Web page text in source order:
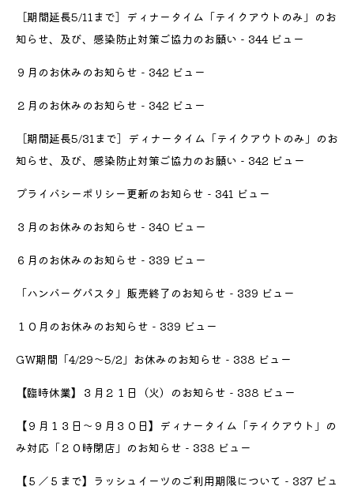
［期間延長5/11まで］ディナータイム「テイクアウトのみ」のお
知らせ、及び、感染防止対策ご協力のお願い - 344 ビュー
９月のお休みのお知らせ - 342 ビュー
２月のお休みのお知らせ - 342 ビュー
［期間延長5/31まで］ディナータイム「テイクアウトのみ」のお
知らせ、及び、感染防止対策ご協力のお願い - 342 ビュー
プライバシーポリシー更新のお知らせ - 341 ビュー
３月のお休みのお知らせ - 340 ビュー
６月のお休みのお知らせ - 339 ビュー
「ハンバーグパスタ」販売終了のお知らせ - 339 ビュー
１０月のお休みのお知らせ - 339 ビュー
GW期間「4/29〜5/2」お休みのお知らせ - 338 ビュー
【臨時休業】３月２１日（火）のお知らせ - 338 ビュー
【９月１３日〜９月３０日】ディナータイム「テイクアウト」の
み対応「２０時閉店」のお知らせ - 338 ビュー
【５／５まで】ラッシュイーツのご利用期限について - 337 ビュ